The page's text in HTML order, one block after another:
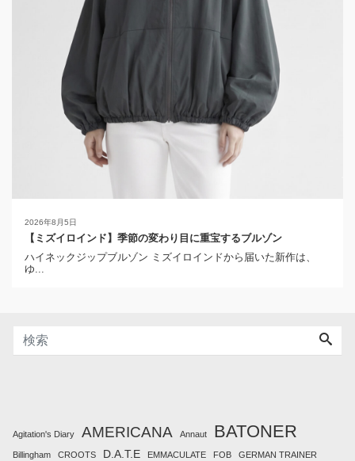
2026年8月5日
【ミズイロインド】季節の変わり目に重宝するブルゾン
ハイネックジップブルゾン ミズイロインドから届いた新作は、
ゆ...
Agitation's Diary AMERICANA Annaut BATONER
Billingham CROOTS D.A.T.E EMMACULATE FOB GERMAN TRAINER